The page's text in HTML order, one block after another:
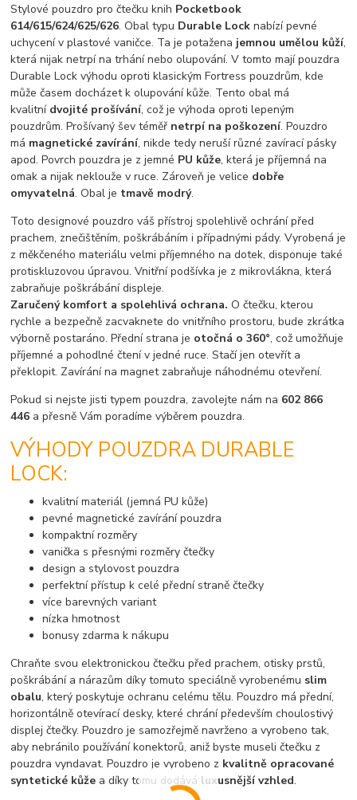
Stylové pouzdro pro čtečku knih Pocketbook
614/615/624/625/626. Obal typu Durable Lock nabízí pevné
uchycení v plastové vaničce. Ta je potažena jemnou umělou kůží,
která nijak netrpí na trhání nebo olupování. V tomto mají pouzdra
Durable Lock výhodu oproti klasickým Fortress pouzdrům, kde
může časem docházet k olupování kůže. Tento obal má
kvalitní dvojité prošívání, což je výhoda oproti lepeným
pouzdrům. Prošívaný šev téměř netrpí na poškození. Pouzdro
má magnetické zavírání, nikde tedy neruší různé zavírací pásky
apod. Povrch pouzdra je z jemné PU kůže, která je příjemná na
omak a nijak neklouže v ruce. Zároveň je velice dobře
omyvatelná. Obal je tmavě modrý.
Toto designové pouzdro váš přístroj spolehlivě ochrání před
prachem, znečištěním, poškrábáním i případnými pády. Vyrobená je
z měkčeného materiálu velmi příjemného na dotek, disponuje také
protiskluzovou úpravou. Vnitřní podšívka je z mikrovlákna, která
zabraňuje poškrábání displeje.
Zaručený komfort a spolehlivá ochrana.O čtečku, kterou
rychle a bezpečně zacvaknete do vnitřního prostoru, bude zkrátka
výborně postaráno. Přední strana je otočná o 360°, což umožňuje
příjemné a pohodlné čtení v jedné ruce. Stačí jen otevřít a
překlopit. Zavírání na magnet zabraňuje náhodnému otevření.
Pokud si nejste jisti typem pouzdra, zavolejte nám na 602 866
446 a přesně Vám poradíme výběrem pouzdra.
VÝHODY POUZDRA DURABLE
LOCK:
kvalitní materiál (jemná PU kůže)
pevné magnetické zavírání pouzdra
kompaktní rozměry
vanička s přesnými rozměry čtečky
design a stylovost pouzdra
perfektní přístup k celé přední straně čtečky
více barevných variant
nízka hmotnost
bonusy zdarma k nákupu
Chraňte svou elektronickou čtečku před prachem, otisky prstů,
poškrábání a nárazům díky tomuto speciálně vyrobenému slim
obalu, který poskytuje ochranu celému tělu. Pouzdro má přední,
horizontálně otevírací desky, které chrání především choulostivý
displej čtečky. Pouzdro je samozřejmě navrženo a vyrobeno tak,
aby nebránilo používání konektorů, aniž byste museli čtečku z
pouzdra vyndavat. Pouzdro je vyrobeno z kvalitně opracované
syntetické kůže a díky tomu dodává luxusnější vzhled.